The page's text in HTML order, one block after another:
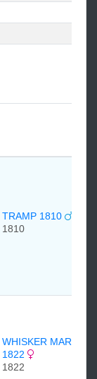
TRAMP 1810
1810
WHISKER MARE
1822
1822